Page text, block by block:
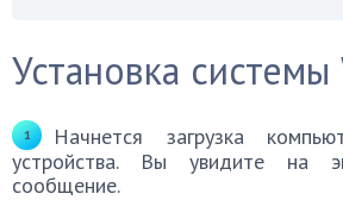
Установка
Начнется загрузка
устройства. Вы увидите на
сообщение.